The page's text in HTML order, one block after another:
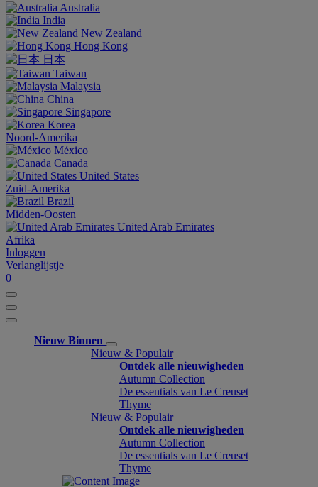
Australia
India
New Zealand
Hong Kong
日本
Taiwan
Malaysia
China
Singapore
Korea
Noord-Amerika
México
Canada
United States
Zuid-Amerika
Brazil
Midden-Oosten
United Arab Emirates
Afrika
Inloggen
Verlanglijstje
0
Nieuw Binnen
Nieuw & Populair
Ontdek alle nieuwigheden
Autumn Collection
De essentials van Le Creuset
Thyme
Nieuw & Populair
Ontdek alle nieuwigheden
Autumn Collection
De essentials van Le Creuset
Thyme